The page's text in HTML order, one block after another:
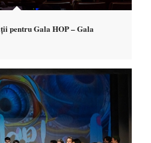
pentru Gala HOP – Gala